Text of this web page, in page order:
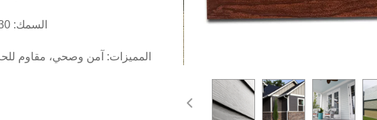
السمك: 4,6,8,10,12,15,16,20,25,30 مم